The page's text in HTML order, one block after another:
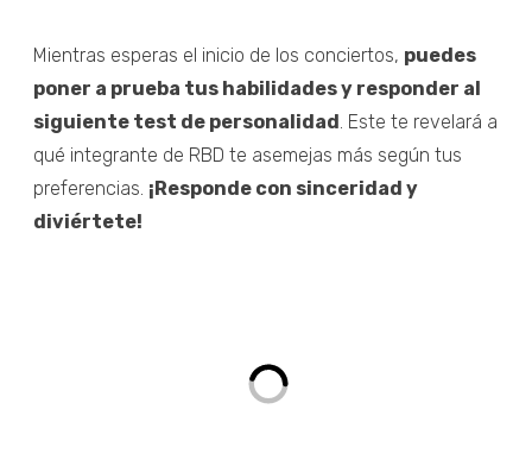
Mientras esperas el inicio de los conciertos, puedes
poner a prueba tus habilidades y responder al
siguiente test de personalidad. Este te revelará a
qué integrante de RBD te asemejas más según tus
preferencias. ¡Responde con sinceridad y
diviértete!